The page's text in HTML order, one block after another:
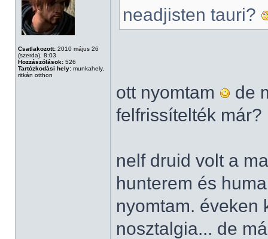
Csatlakozott: 2010 május 26
(szerda), 8:03
Hozzászólások: 526
Tartózkodási hely: munkahely,
ritkán otthon
neadjisten tauri?
ott nyomtam
de
felfrissítelték már?
nelf druid volt a
hunterem és
nyomtam. éveken
nosztalgia... de